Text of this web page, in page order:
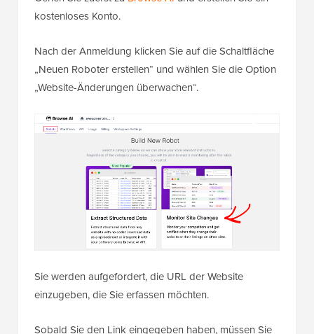
Gehen Sie zuerst zu
Nach der Anmeldung klicken Sie auf die Schaltfläche
„Neuen Roboter erstellen“ und wählen Sie die Option
Sie werden aufgefordert, die URL der Website